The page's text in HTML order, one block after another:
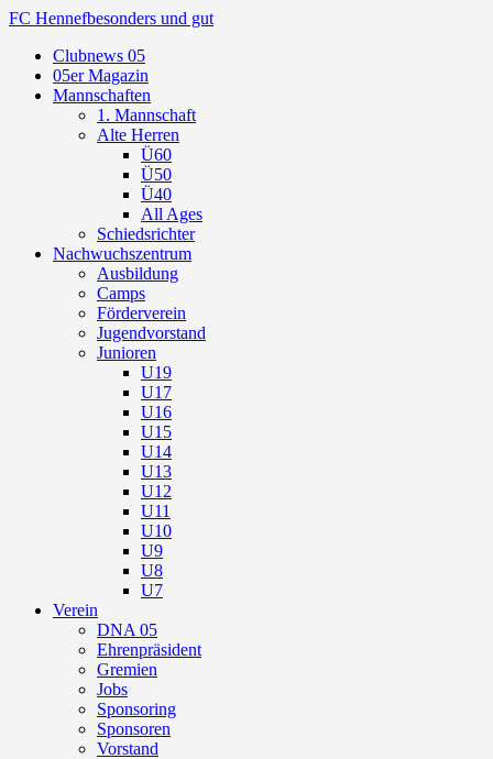
FC Hennefbesonders und gut
Clubnews 05
05er Magazin
Mannschaften
1. Mannschaft
Alte Herren
Ü60
Ü50
Ü40
All Ages
Schiedsrichter
Nachwuchszentrum
Ausbildung
Camps
Förderverein
Jugendvorstand
Junioren
U19
U17
U16
U15
U14
U13
U12
U11
U10
U9
U8
U7
Verein
DNA 05
Ehrenpräsident
Gremien
Jobs
Sponsoring
Sponsoren
Vorstand